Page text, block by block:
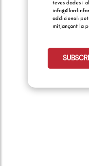
teves dades i
addicional:
mitjançant la